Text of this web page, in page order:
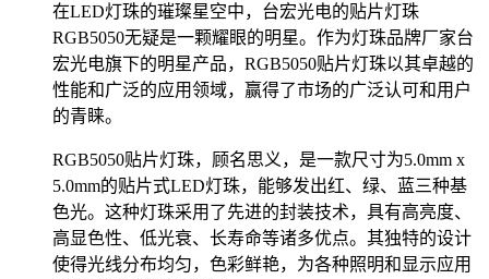
在LED灯珠的璀璨星空中，台宏光电的贴片灯珠
RGB5050无疑是一颗耀眼的明星。作为灯珠品牌厂家台
宏光电旗下的明星产品，RGB5050贴片灯珠以其卓越的
性能和广泛的应用领域，赢得了市场的广泛认可和用户
的青睐。
RGB5050贴片灯珠，顾名思义，是一款尺寸为5.0mm x
5.0mm的贴片式LED灯珠，能够发出红、绿、蓝三种基
色光。这种灯珠采用了先进的封装技术，具有高亮度、
高显色性、低光衰、长寿命等诸多优点。其独特的设计
使得光线分布均匀，色彩鲜艳，为各种照明和显示应用